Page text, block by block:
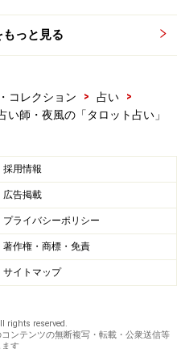
っと見る
コレクション > 占い
>
い師・夜風の「タロット占い」
採用情報
広告掲載
プライバシーポリシー
著作権・商標・免責
サイトマップ
rights reserved.
ンテンツの無断複写・転載・公衆送信等
す